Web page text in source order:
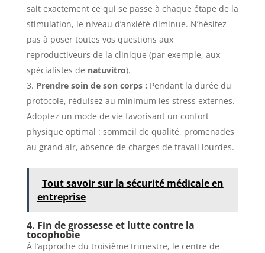
sait exactement ce qui se passe à chaque étape de la
stimulation, le niveau d’anxiété diminue. N’hésitez
pas à poser toutes vos questions aux
reproductiveurs de la clinique (par exemple, aux
spécialistes de natuvitro).
Prendre soin de son corps : Pendant la durée du
protocole, réduisez au minimum les stress externes.
Adoptez un mode de vie favorisant un confort
physique optimal : sommeil de qualité, promenades
au grand air, absence de charges de travail lourdes.
Tout savoir sur la sécurité médicale en
entreprise
4. Fin de grossesse et lutte contre la
tocophobie
À l’approche du troisième trimestre, le centre de